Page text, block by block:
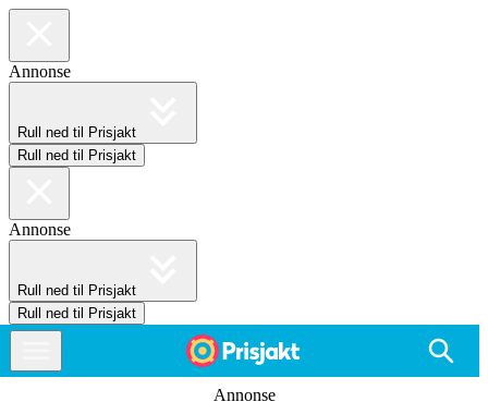
Annonse
Rull ned til Prisjakt
Rull ned til Prisjakt
Annonse
Rull ned til Prisjakt
Rull ned til Prisjakt
Annonse